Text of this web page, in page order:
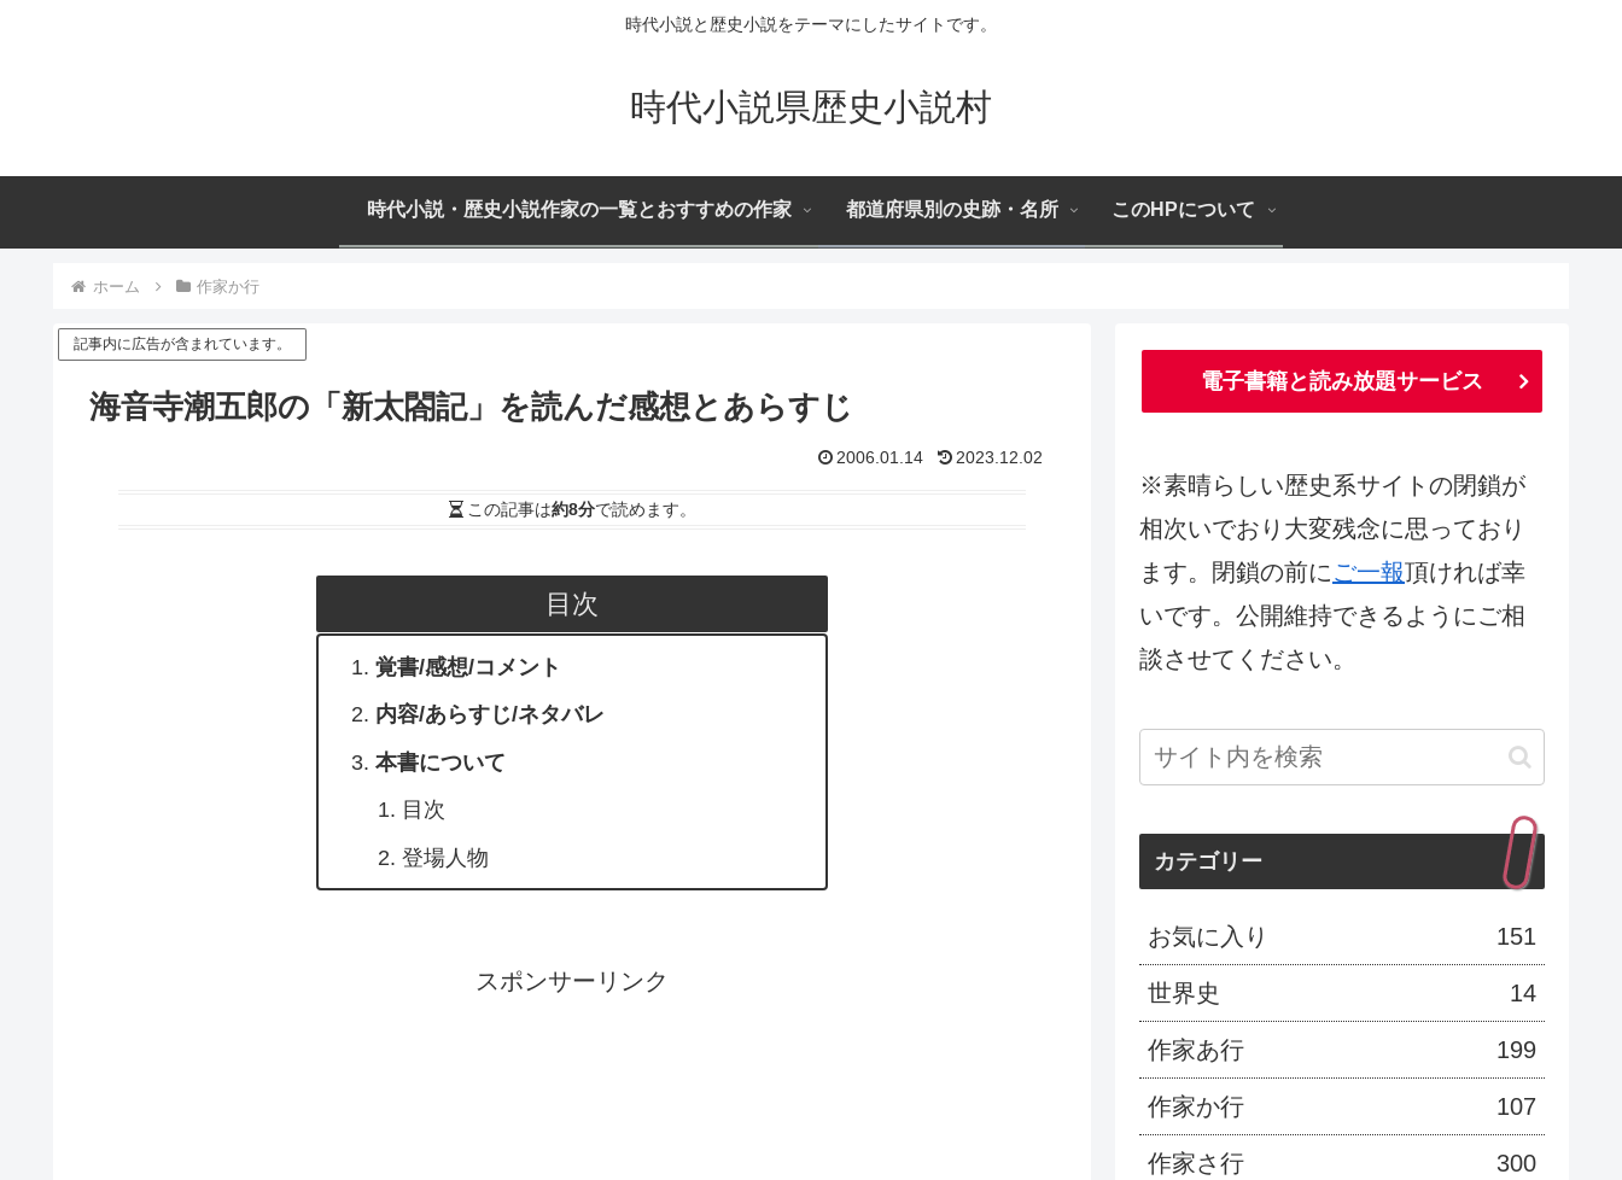
時代小説と歴史小説をテーマにしたサイトです。
時代小説県歴史小説村
時代小説・歴史小説作家の一覧とおすすめの作家 都道府県別の史跡・名所 このHPについて
ホーム 作家か行
記事内に広告が含まれています。
海音寺潮五郎の「新太閤記」を読んだ感想とあらすじ
2006.01.14 2023.12.02
この記事は約8分で読めます。
目次
覚書/感想/コメント
内容/あらすじ/ネタバレ
本書について
目次
登場人物
スポンサーリンク
電子書籍と読み放題サービス
※素晴らしい歴史系サイトの閉鎖が
相次いでおり大変残念に思っており
ます。閉鎖の前にご一報頂ければ幸
いです。公開維持できるようにご相
談させてください。
カテゴリー
お気に入り 151
世界史 14
作家あ行 199
作家か行 107
作家さ行 300